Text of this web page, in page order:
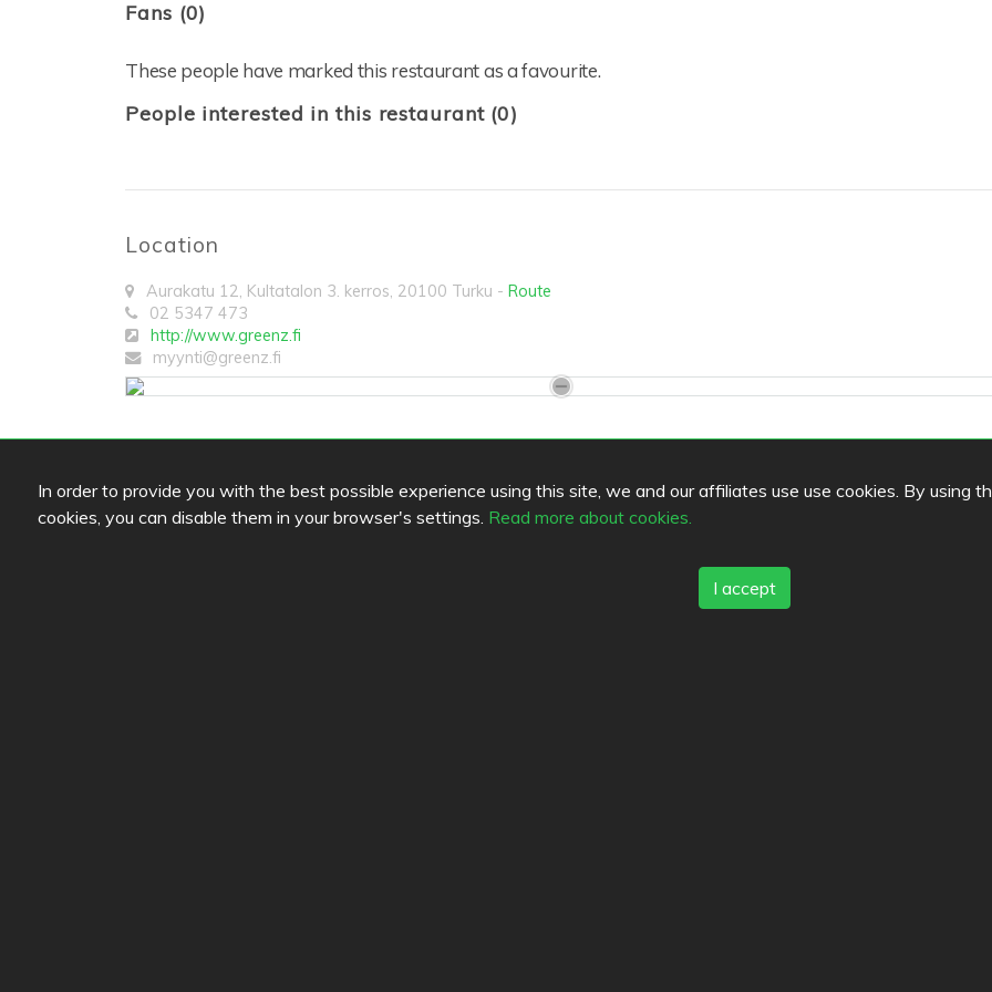
In order to provide you with the best possible experience using this site, we and our affiliates use use cookies. By using
cookies, you can disable them in your browser's settings. Read more about cookies.
I accept
Fans (0)
These people have marked this restaurant as a favourite.
People interested in this restaurant (0)
Location
Aurakatu 12, Kultatalon 3. kerros, 20100 Turku -Route
02 5347 473
http://www.greenz.fi
myynti@greenz.fi
Options
Latte Cafe